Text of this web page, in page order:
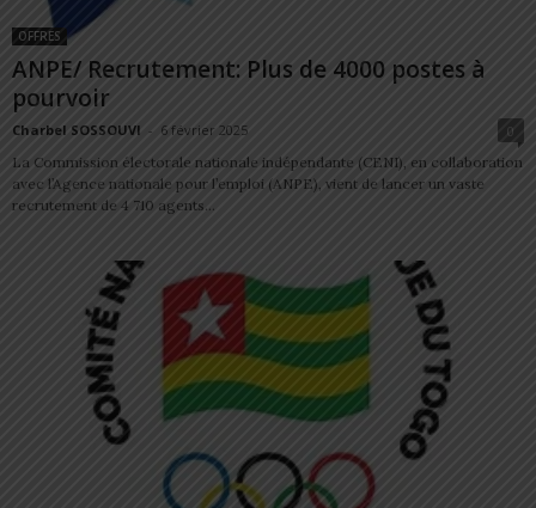
OFFRES
ANPE/ Recrutement: Plus de 4000 postes à
pourvoir
Charbel SOSSOUVI - 6 février 2025
0
La Commission électorale nationale indépendante (CENI), en collaboration
avec l’Agence nationale pour l’emploi (ANPE), vient de lancer un vaste
recrutement de 4 710 agents...